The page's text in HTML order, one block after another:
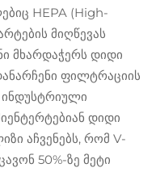
HEPA (High-
მიღწევას
მხარდაჭერს დიდი
ფილტრაციის
ინდუსტრიული
დიდი
აჩვენებს, რომ V-
50%-ზე მეტი